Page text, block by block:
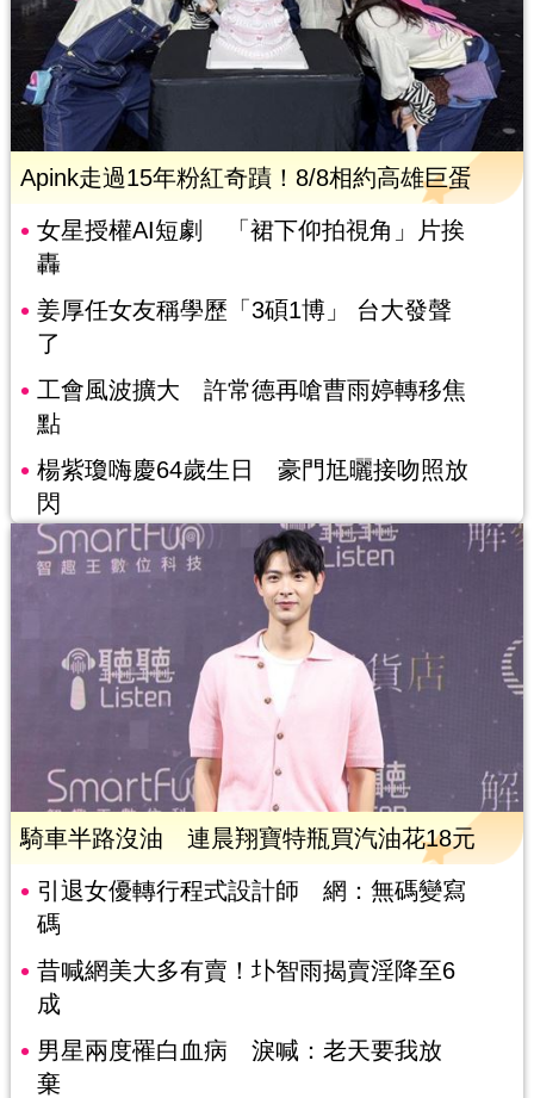
Apink走過15年粉紅奇蹟！8/8相約高雄巨蛋
女星授權AI短劇 「裙下仰拍視角」片挨
轟
姜厚任女友稱學歷「3碩1博」 台大發聲
了
工會風波擴大 許常德再嗆曹雨婷轉移焦
點
楊紫瓊嗨慶64歲生日 豪門尪曬接吻照放
閃
騎車半路沒油 連晨翔寶特瓶買汽油花18元
引退女優轉行程式設計師 網：無碼變寫
碼
昔喊網美大多有賣！圤智雨揭賣淫降至6
成
男星兩度罹白血病 淚喊：老天要我放
棄